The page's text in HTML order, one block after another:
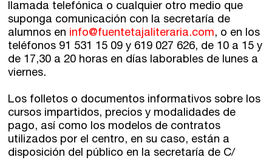
llamada telefónica o cualquier otro medio que
suponga comunicación con la secretaría de
alumnos en info@fuentetajaliteraria.com, o en los
teléfonos 91 531 15 09 y 619 027 626, de 10 a 15 y
de 17,30 a 20 horas en días laborables de lunes a
viernes.
Los folletos o documentos informativos sobre los
cursos impartidos, precios y modalidades de
pago, así como los modelos de contratos
utilizados por el centro, en su caso, están a
disposición del público en la secretaría de C/